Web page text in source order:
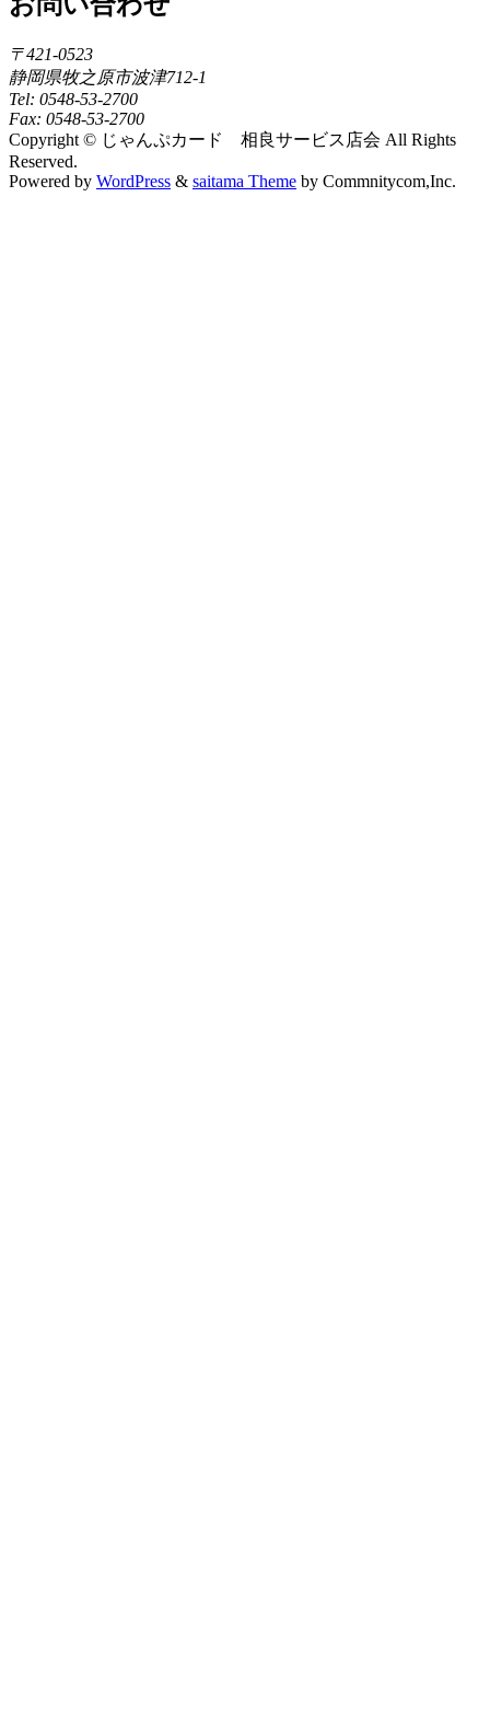
〒421-0523
静岡県牧之原市波津712-1
Tel: 0548-53-2700
Fax: 0548-53-2700
Copyright © じゃんぷカード 相良サービス店会 All Rights
Reserved.
Powered by WordPress & saitama Theme by Commnitycom,Inc.